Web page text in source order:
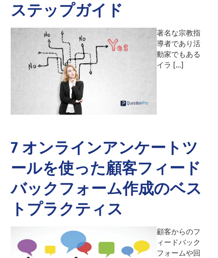
ステップガイド
著名な宗教指
導者であり活
動家でもある
イラ […]
7 オンラインアンケートツ
ールを使った顧客フィード
バックフォーム作成のベス
トプラクティス
顧客からのフ
ィードバック
フォームや回